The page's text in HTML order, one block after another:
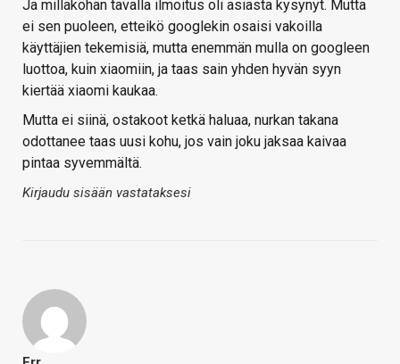
Ja milläköhän tavalla ilmoitus oli asiasta kysynyt. Mutta
ei sen puoleen, etteikö googlekin osaisi vakoilla
käyttäjien tekemisiä, mutta enemmän mulla on googleen
luottoa, kuin xiaomiin, ja taas sain yhden hyvän syyn
kiertää xiaomi kaukaa.
Mutta ei siinä, ostakoot ketkä haluaa, nurkan takana
odottanee taas uusi kohu, jos vain joku jaksaa kaivaa
pintaa syvemmältä.
Kirjaudu sisään vastataksesi